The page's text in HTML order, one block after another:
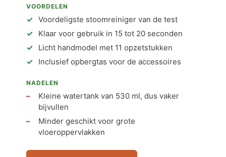
VOORDELEN
Voordeligste stoomreiniger van de test
Klaar voor gebruik in 15 tot 20 seconden
Licht handmodel met 11 opzetstukken
Inclusief opbergtas voor de accessoires
NADELEN
Kleine watertank van 530 ml, dus vaker
bijvullen
Minder geschikt voor grote
vloeroppervlakken